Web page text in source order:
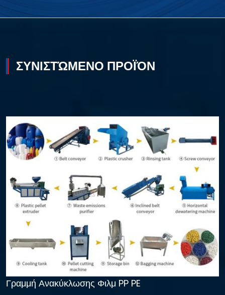
ΣΥΝΙΣΤΏΜΕΝΟ ΠΡΟΪΌΝ
Γραμμή Ανακύκλωσης Φιλμ PP PE